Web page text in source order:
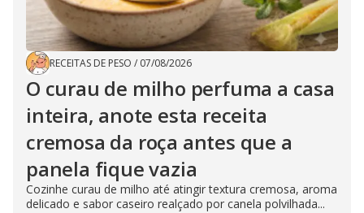
RECEITAS DE PESO / 07/08/2026
O curau de milho perfuma a casa
inteira, anote esta receita
cremosa da roça antes que a
panela fique vazia
Cozinhe curau de milho até atingir textura cremosa, aroma
delicado e sabor caseiro realçado por canela polvilhada...